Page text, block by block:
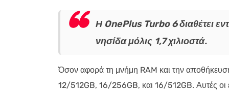
Η OnePlus Turbo 6 διαθέτει
νησίδα μόλις 1,7 χιλιοστά.
Όσον αφορά τη μνήμη RAM και την
12/512GB, 16/256GB, και 16/512GB. Αυτές οι